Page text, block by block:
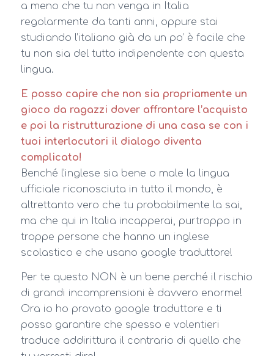
a meno che tu non venga in Italia
regolarmente da tanti anni, oppure stai
studiando l’italiano già da un po’ è facile che
tu non sia del tutto indipendente con questa
lingua.
E posso capire che non sia propriamente un
gioco da ragazzi dover affrontare l’acquisto
e poi la ristrutturazione di una casa se con i
tuoi interlocutori il dialogo diventa
complicato!
Benché l’inglese sia bene o male la lingua
ufficiale riconosciuta in tutto il mondo, è
altrettanto vero che tu probabilmente la sai,
ma che qui in Italia incapperai, purtroppo in
troppe persone che hanno un inglese
scolastico e che usano google traduttore!
Per te questo NON è un bene perché il rischio
di grandi incomprensioni è davvero enorme!
Ora io ho provato google traduttore e ti
posso garantire che spesso e volentieri
traduce addirittura il contrario di quello che